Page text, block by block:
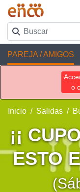
PAREJA / AMIGOS
o
Inicio Salidas
¡¡
ESTO